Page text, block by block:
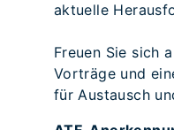
aktuelle
Freuen Sie sich
Vorträge und
für Austausch